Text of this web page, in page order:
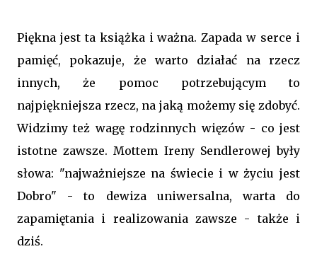
Piękna jest ta książka i ważna. Zapada w serce i
pamięć, pokazuje, że warto działać na rzecz
innych, że pomoc potrzebującym to
najpiękniejsza rzecz, na jaką możemy się zdobyć.
Widzimy też wagę rodzinnych więzów - co jest
istotne zawsze. Mottem Ireny Sendlerowej były
słowa: "najważniejsze na świecie i w życiu jest
Dobro" - to dewiza uniwersalna, warta do
zapamiętania i realizowania zawsze - także i
dziś.